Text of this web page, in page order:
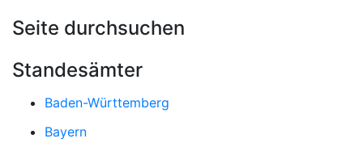
Seite durchsuchen
Standesämter
Baden-Württemberg
Bayern